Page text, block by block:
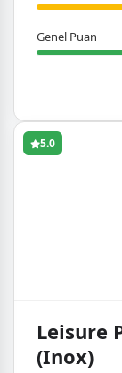
Genel Puan
5.0
Leisure
(Inox)